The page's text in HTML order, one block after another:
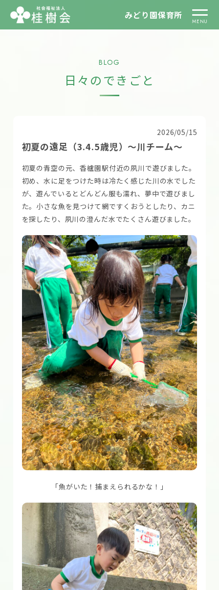
みどり園保育所
BLOG
日々のできごと
2026/05/15
初夏の遠足（3.4.5歳児）～川チーム～
初夏の青空の元、香櫨園駅付近の夙川で遊びました。
初め、水に足をつけた時は冷たく感じた川の水でした
が、遊んでいるとどんどん服も濡れ、夢中で遊びまし
た。小さな魚を見つけて網ですくおうとしたり、カニ
を探したり、夙川の澄んだ水でたくさん遊びました。
「魚がいた！捕まえられるかな！」